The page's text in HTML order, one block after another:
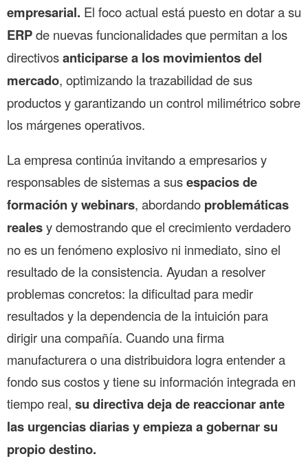
empresarial. El foco actual está puesto en dotar a su
ERPde nuevas funcionalidades que permitan a los
directivosanticiparse a los movimientos del
mercado, optimizando la trazabilidad de sus
productos y garantizando un control milimétrico sobre
los márgenes operativos.
La empresa continúa invitando a empresarios y
responsables de sistemas a susespacios de
formación y webinars, abordando problemáticas
realesy demostrando que el crecimiento verdadero
no es un fenómeno explosivo ni inmediato, sino el
resultado de la consistencia. Ayudan a resolver
problemas concretos: la dificultad para medir
resultados y la dependencia de la intuición para
dirigir una compañía. Cuando una firma
manufacturera o una distribuidora logra entender a
fondo sus costos y tiene su información integrada en
tiempo real, su directiva deja de reaccionar ante
las urgencias diarias y empieza a gobernar su
propio destino.